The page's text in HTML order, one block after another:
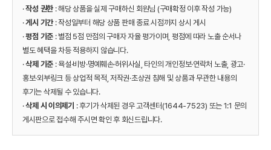
·작성 권한 : 해당 상품을 실제 구매하신 회원님 (구매확정 이후 작성 가능)
·게시 기간: 작성일부터 해당 상품 판매 종료 시점까지 상시 게시
·평점 기준 : 별점 5점 만점의 구매자 자율 평가이며, 평점에 따라 노출 순서나
별도 혜택을 차등 적용하지 않습니다.
·삭제 기준 : 욕설·비방·명예훼손·허위사실, 타인의 개인정보·연락처 노출, 광고·
홍보·외부링크 등 상업적 목적, 저작권·초상권 침해 및 상품과 무관한 내용의
후기는 삭제될 수 있습니다.
·삭제 시 이의제기 : 후기가 삭제된 경우 고객센터(1644-7523) 또는 1:1 문의
게시판으로 접수해 주시면 확인 후 회신드립니다.